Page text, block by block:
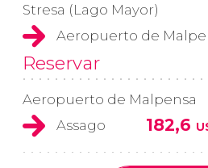
Stresa (Lago Mayor)
Aeropuerto de
Reservar
Aeropuerto de Malpensa
Assago
182,6